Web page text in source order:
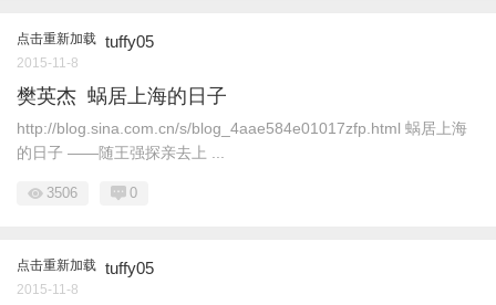
点击重新加载 tuffy05
2015-11-8
樊英杰 蜗居上海的日子
http://blog.sina.com.cn/s/blog_4aae584e01017zfp.html 蜗居上海
的日子 ——随王强探亲去上 ...
3506 0
点击重新加载 tuffy05
2015-11-8